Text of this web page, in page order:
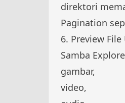
direktori
Pagination
6. Preview
Samba
gambar,
video,